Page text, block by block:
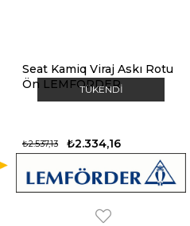
TÜKENDI
Seat Kamiq Viraj Askı Rotu
Ön LEMFORDER
₺2.334,16
₺2.537,13